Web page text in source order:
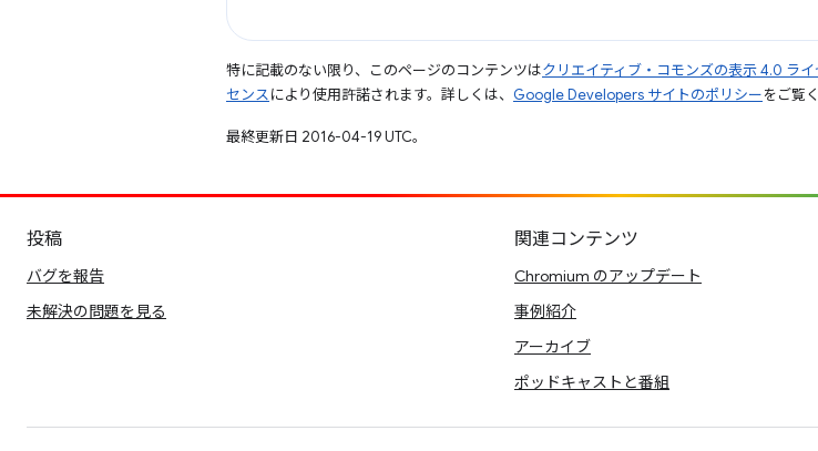
特に記載のない限り、このページのコンテンツはクリエイティブ・コモンズの表示 4.0 ライ
センスにより使用許諾されます。詳しくは、 Google Developers サイトのポリシーをご覧
最終更新日 2016-04-19 UTC。
投稿
バグを報告
未解決の問題を見る
関連コンテンツ
Chromium のアップデート
事例紹介
アーカイブ
ポッドキャストと番組